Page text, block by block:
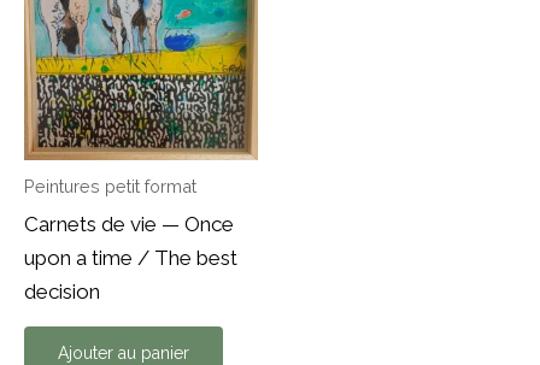
Peintures petit format
Carnets de vie — Once
upon a time / The best
decision
Ajouter au panier